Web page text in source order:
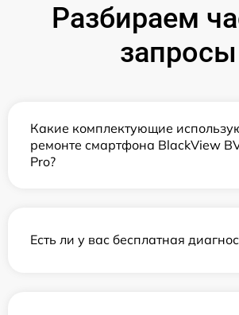
Разбираем
запросы
Какие комплектующие
ремонте смартфона BlackView
Pro?
Есть ли у вас бесплатная